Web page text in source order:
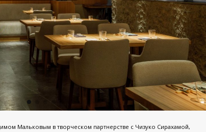
Мальковым в творческом партнерстве с Чизуко Сирахамой,